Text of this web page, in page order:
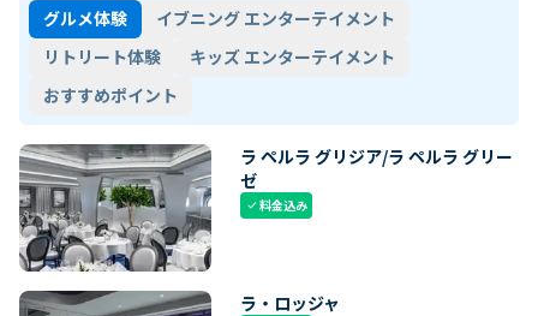
グルメ体験
イブニング エンターテイメント
リトリート体験
キッズ エンターテイメント
おすすめポイント
ラ ペルラ グリジア/ラ ペルラ グリー
ゼ
check料金込み
ラ・ロッジャ